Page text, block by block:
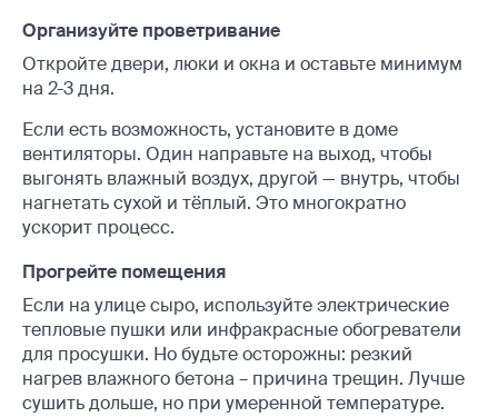
Организуйте проветривание
Откройте двери, люки и окна и оставьте минимум
на 2-3 дня.
Если есть возможность, установите в доме
вентиляторы. Один направьте на выход, чтобы
выгонять влажный воздух, другой — внутрь, чтобы
нагнетать сухой и тёплый. Это многократно
ускорит процесс.
Прогрейте помещения
Если на улице сыро, используйте электрические
тепловые пушки или инфракрасные обогреватели
для просушки. Но будьте осторожны: резкий
нагрев влажного бетона – причина трещин. Лучше
сушить дольше, но при умеренной температуре.